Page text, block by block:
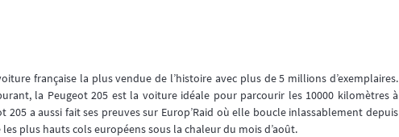
française la plus vendue de l’histoire avec plus de 5 millions d’exemplaires.
la Peugeot 205 est la voiture idéale pour parcourir les 10000 kilomètres à
a aussi fait ses preuves sur Europ’Raid où elle boucle inlassablement depuis
plus hauts cols européens sous la chaleur du mois d’août.